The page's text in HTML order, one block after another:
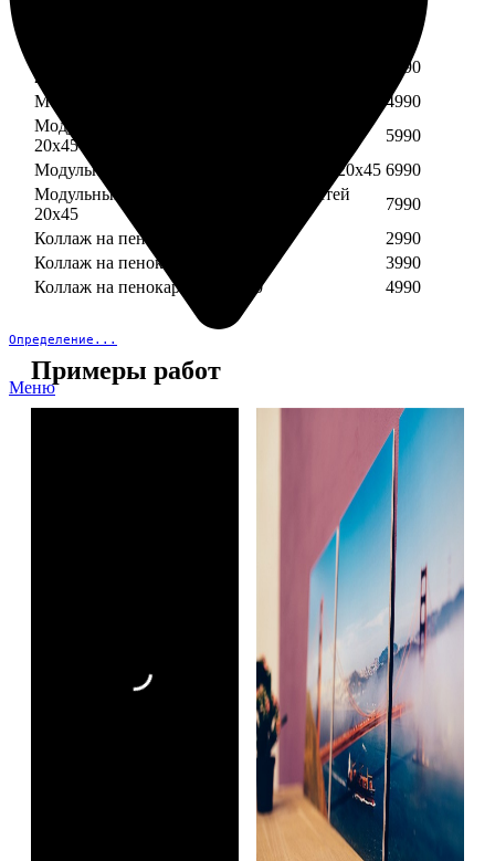
Определение...
Меню
2990
20х45
3990
Модульный пенокартон из пяти частей 20х45
4990
Модульный пенокартон из шести частей
20х45
5990
Модульный пенокартон из семи частей 20х45 6990
Модульный пенокартон из восьми частей
20х45
7990
Коллаж на пенокартоне 30х30
2990
Коллаж на пенокартоне 30х60
3990
Коллаж на пенокартоне 30х90
4990
Примеры работ